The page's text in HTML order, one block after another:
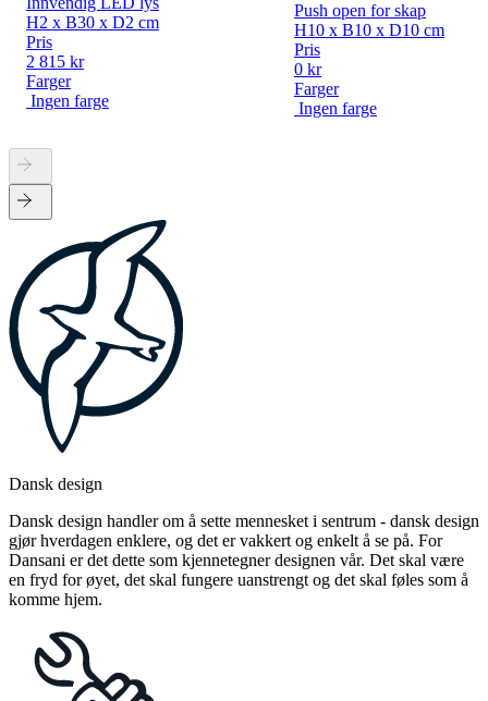
H2 x B30 x D2 cm
Pris
2 815 kr
Farger
Ingen farge
Push open for skap
H10 x B10 x D10 cm
Pris
0 kr
Farger
Ingen farge
Dansk design
Dansk design handler om å sette mennesket i sentrum - dansk design
gjør hverdagen enklere, og det er vakkert og enkelt å se på. For
Dansani er det dette som kjennetegner designen vår. Det skal være
en fryd for øyet, det skal fungere uanstrengt og det skal føles som å
komme hjem.